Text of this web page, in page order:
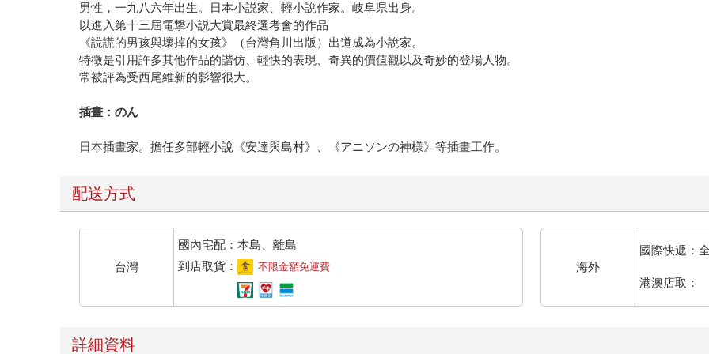
男性，一九八六年出生。日本小説家、輕小說作家。岐阜県出身。
以進入第十三屆電撃小説大賞最終選考會的作品
《說謊的男孩與壞掉的女孩》（台灣角川出版）出道成為小說家。
特徵是引用許多其他作品的諧仿、輕快的表現、奇異的價值觀以及奇妙的登場人物。
常被評為受西尾維新的影響很大。
插畫：のん
日本插畫家。擔任多部輕小說《安達與島村》、《アニソンの神様》等插畫工作。
配送方式
台灣
國內宅配：本島、離島
到店取貨：
不限金額免運費 海外
國際快遞：
港澳店取：
詳細資料